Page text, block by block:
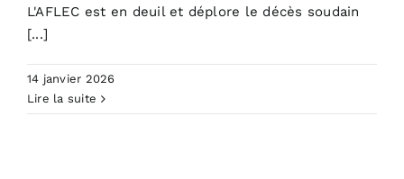
Louis Piednoir
L'AFLEC est en deuil et déplore le décès soudain
[...]
14 janvier 2026
Lire la suite